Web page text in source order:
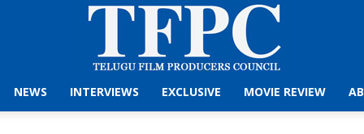
NEWS INTERVIEWS EXCLUSIVE MOVIE REVIEW